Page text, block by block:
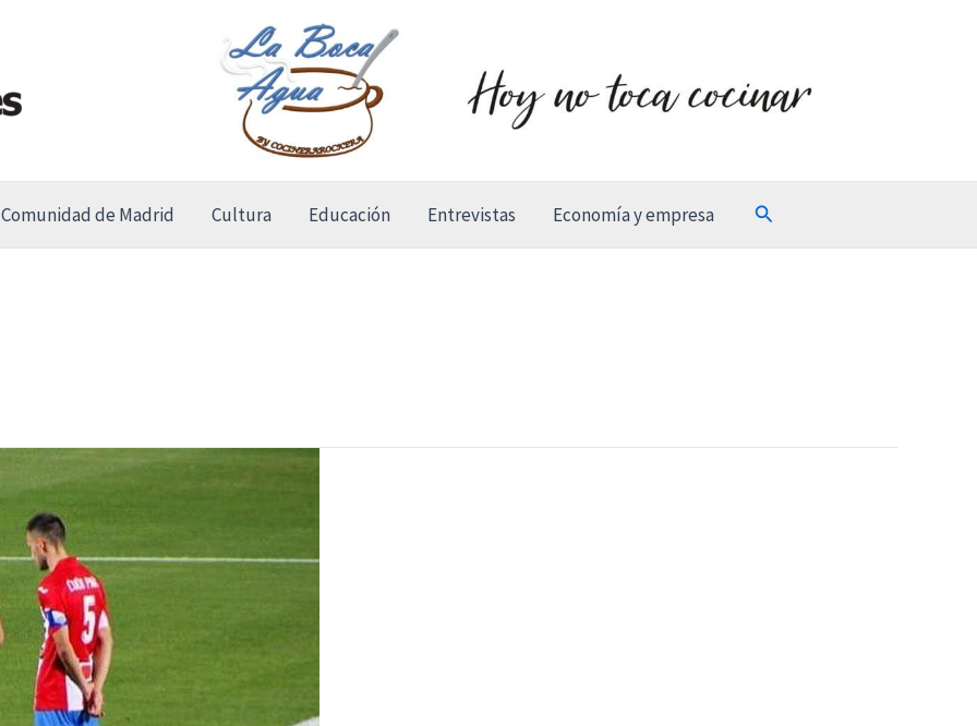
Comunidad de Madrid Cultura Educación Entrevistas Economía y empresa Buscar